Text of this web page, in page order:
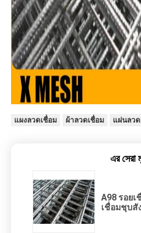
แผงลวดเชื่อม ผ้าลวดเชื่อม แผ่นลว
এর সেরা
A98 รอย
เชื่อมชุบสั